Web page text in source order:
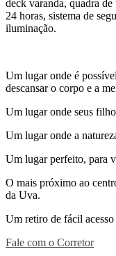
deck varanda, quadra
24 horas, sistema de
iluminação.
Um lugar onde é
descansar o corpo e a
Um lugar onde seus
Um lugar onde a
Um lugar perfeito, para
O mais próximo ao
da Uva.
Um retiro de fácil
Fale com o Corretor